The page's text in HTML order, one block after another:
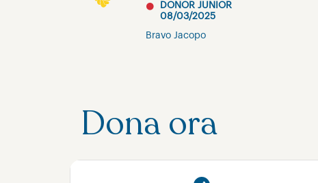
DONOR JUNIOR
08/03/2025
Bravo Jacopo
Dona ora